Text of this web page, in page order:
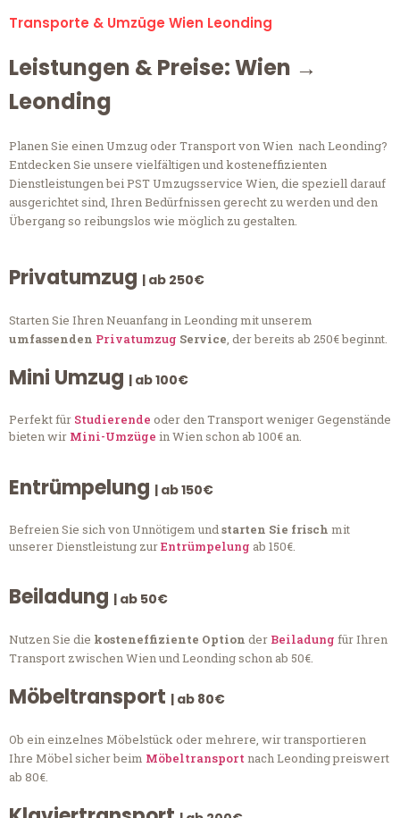
Transporte & Umzüge Wien Leonding
Leistungen & Preise: Wien →
Leonding
Planen Sie einen Umzug oder Transport von Wien nach Leonding?
Entdecken Sie unsere vielfältigen und kosteneffizienten
Dienstleistungen bei PST Umzugsservice Wien, die speziell darauf
ausgerichtet sind, Ihren Bedürfnissen gerecht zu werden und den
Übergang so reibungslos wie möglich zu gestalten.
Privatumzug | ab 250€
Starten Sie Ihren Neuanfang in Leonding mit unserem
umfassenden Privatumzug Service, der bereits ab 250€ beginnt.
Mini Umzug | ab 100€
Perfekt für Studierende oder den Transport weniger Gegenstände
bieten wir Mini-Umzüge in Wien schon ab 100€ an.
Entrümpelung | ab 150€
Befreien Sie sich von Unnötigem undstarten Sie frisch mit
unserer Dienstleistung zurEntrümpelung ab 150€.
Beiladung | ab 50€
Nutzen Sie die kosteneffiziente Option der Beiladung für Ihren
Transport zwischen Wien und Leonding schon ab 50€.
Möbeltransport | ab 80€
Ob ein einzelnes Möbelstück oder mehrere, wir transportieren
Ihre Möbel sicher beim Möbeltransportnach Leonding preiswert
ab 80€.